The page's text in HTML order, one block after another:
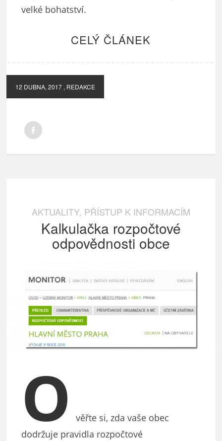
velké bohatství.
CELÝ ČLÁNEK
12 DUBNA, 2017 , REDAKCE
AKTUALITY, PŘÍSTUP K INFORMACÍM
Kalkulačka rozpočtové
odpovědnosti obce
O
věřte si, zda vaše obec
dodržuje pravidla rozpočtové